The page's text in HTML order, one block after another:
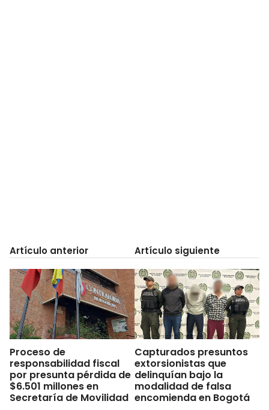
Artículo anterior
Proceso de
responsabilidad fiscal
por presunta pérdida de
$6.501 millones en
Secretaría de Movilidad
Artículo siguiente
Capturados presuntos
extorsionistas que
delinquían bajo la
modalidad de falsa
encomienda en Bogotá